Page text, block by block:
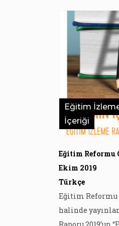
Eğitim
İçeriği
Eğitim Reformu
Ekim 2019
Türkçe
Eğitim Reformu
halinde